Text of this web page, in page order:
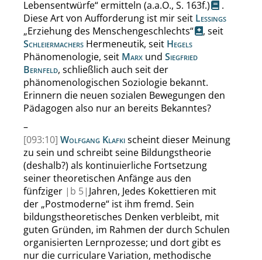
Lebensentwürfe“ ermitteln (a.a.O., S. 163f.)
.
Diese Art von Aufforderung ist mir seit Lessings
„Erziehung des Menschengeschlechts“
, seit
Schleiermachers Hermeneutik, seit Hegels
Phänomenologie, seit Marx und Siegfried
Bernfeld, schließlich auch seit der
phänomenologischen Soziologie bekannt.
Erinnern die neuen sozialen Bewegungen den
Pädagogen also nur an bereits Bekanntes?
–
[093:10] Wolfgang Klafkischeint dieser Meinung
zu sein und schreibt seine Bildungstheorie
(deshalb?) als kontinuierliche Fortsetzung
seiner theoretischen Anfänge aus den
fünfziger | b 5| Jahren, Jedes Kokettieren mit
der „Postmoderne“ ist ihm fremd. Sein
bildungstheoretisches Denken verbleibt, mit
guten Gründen, im Rahmen der durch Schulen
organisierten Lernprozesse; und dort gibt es
nur die curriculare Variation, methodische